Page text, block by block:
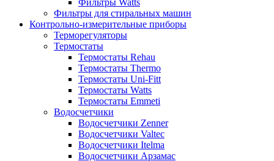
Фильтры Watts
Фильтры для стиральных машин
Контрольно-измерительные приборы
Терморегуляторы
Термостаты
Термостаты Rehau
Термостаты Thermo
Термостаты Uni-Fitt
Термостаты Watts
Термостаты Emmeti
Водосчетчики
Водосчетчики Zenner
Водосчетчики Valtec
Водосчетчики Itelma
Водосчетчики Арзамас